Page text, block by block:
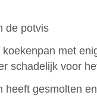
de potvis
koekenpan met
schadelijk voor
heeft gesmolten